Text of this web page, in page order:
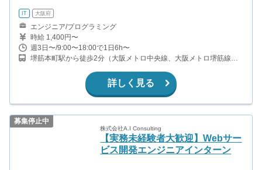
IT 大阪府
エンジニア/プログラミング
時給 1,400円〜
週3日〜/9:00〜18:00で1日6h〜
堺筋本町駅から徒歩2分（大阪メトロ中央線、大阪メトロ堺筋線）
阪メトロ四つ橋線）
詳しく見る
募集停止中
株式会社A.I Consulting
【実務未経験者大歓迎】Webサー
ビス開発エンジニアインターン